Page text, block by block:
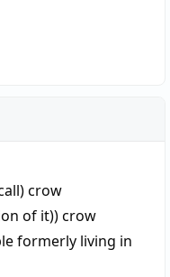
crow
of it))crow
formerly living in